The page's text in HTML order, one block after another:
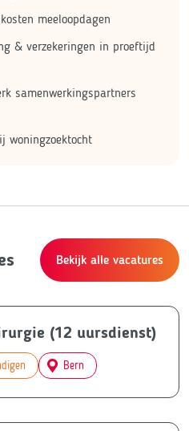
meeloopdagen
& verzekeringen in proeftijd
samenwerkingspartners
woningzoektocht
Bekijk alle vacatures
(12 uursdienst)
Bern